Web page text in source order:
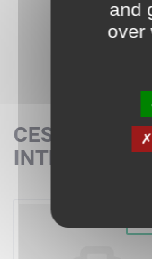
CES SETS
INTÉRESSER
and
over